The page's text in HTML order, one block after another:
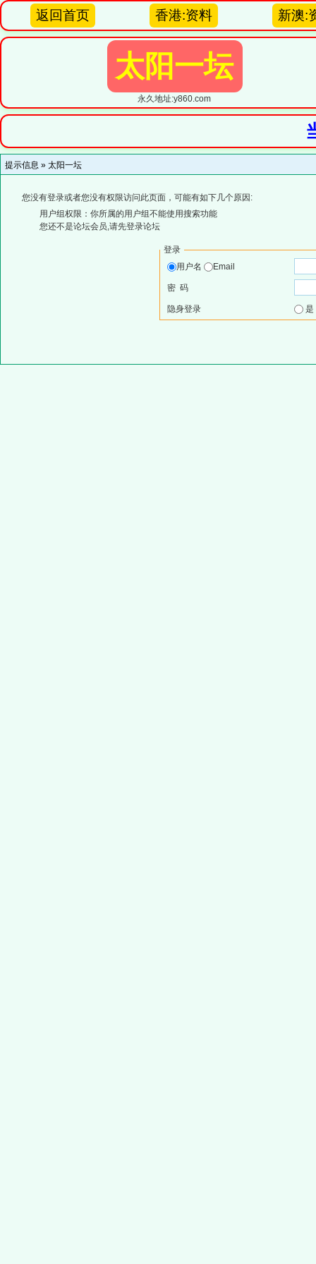
返回首页 香港:资料 新澳:
太阳一坛
永久地址:y860.com
提示信息 » 太阳一坛
您没有登录或者您没有权限访问此页面，可能有如下几个原因:
用户组权限：你所属的用户组不能使用搜索功能
您还不是论坛会员,请先登录论坛
登录
用户名
Email
密 码
隐身登录